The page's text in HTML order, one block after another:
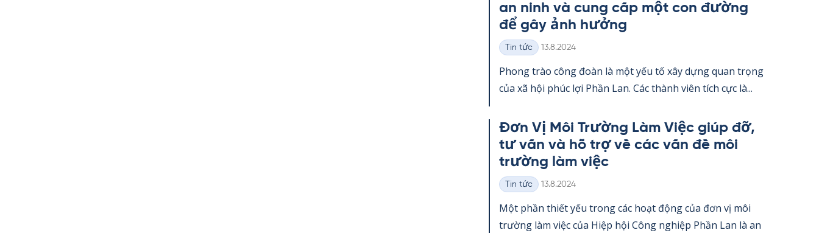
an ninh và cung cấp một con đường
để gây ảnh hưởng
Thể
loại
Tin tức Kirjoitettu
13.8.2024
Phong trào công đoàn là một yếu tố xây dựng quan trọng
của xã hội phúc lợi Phần Lan. Các thành viên tích cực là...
Đơn Vị Môi Trường Làm Việc giúp đỡ,
tư vấn và hỗ trợ về các vấn đề môi
trường làm việc
Thể
loại
Tin tức Kirjoitettu
13.8.2024
Một phần thiết yếu trong các hoạt động của đơn vị môi
trường làm việc của Hiệp hội Công ng­hiệp Phần Lan là an